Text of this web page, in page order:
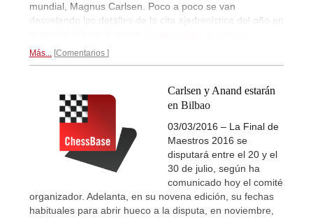
mundial, Magnus Carlsen. Poco a poco se van
desvelando los detalles de la cita ajedrecística del año en
Más... Comentarios
Carlsen y Anand estarán
en Bilbao
03/03/2016 – La Final de
Maestros 2016 se
disputará entre el 20 y el
30 de julio, según ha
comunicado hoy el comité
organizador. Adelanta, en su novena edición, su fechas
habituales para abrir hueco a la disputa, en noviembre,